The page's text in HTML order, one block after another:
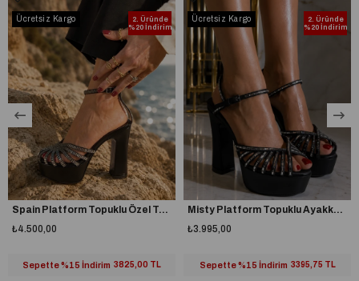
2. Üründe
%20 İndirim
Spain Platform Topuklu Özel Tasarım Ayakkabı Siyah
₺4.500,00
Sepette %15 İndirim 3825,00 TL
Ücretsiz Kargo
2. Üründe
%20 İndirim
Misty Platform Topuklu Ayakkabı Siyah
₺3.995,00
Sepette %15 İndirim 3395,75 TL
Ücretsiz Kargo